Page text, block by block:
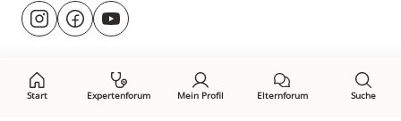
Start Expertenforum Mein Profil Elternforum Suche
Besuche
uns@rund.ums.baby
facebook.com/rundumsbaby.de
youtube.com/@rundumsbaby_